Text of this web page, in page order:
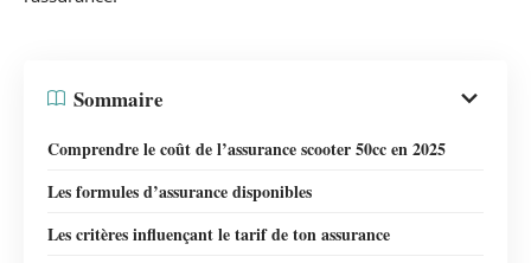
Sommaire
Comprendre le coût de l’assurance scooter 50cc en 2025
Les formules d’assurance disponibles
Les critères influençant le tarif de ton assurance